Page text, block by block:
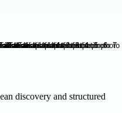
discovery and structured